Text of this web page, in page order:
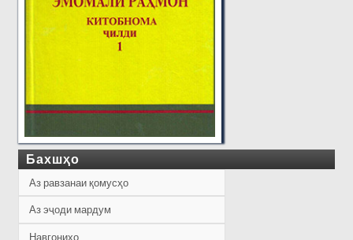
Бахшҳо
Аз равзанаи қомусҳо
Аз эҷоди мардум
Навгониҳо